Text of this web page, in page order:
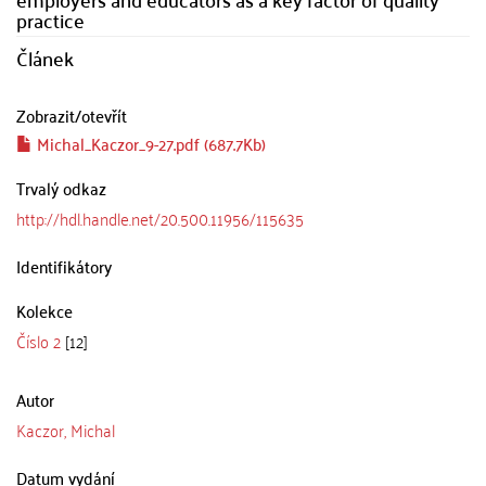
practice
Článek
Zobrazit/otevřít
Michal_Kaczor_9-27.pdf (687.7Kb)
Trvalý odkaz
http://hdl.handle.net/20.500.11956/115635
Identifikátory
Kolekce
Číslo 2[12]
Autor
Kaczor, Michal
Datum vydání